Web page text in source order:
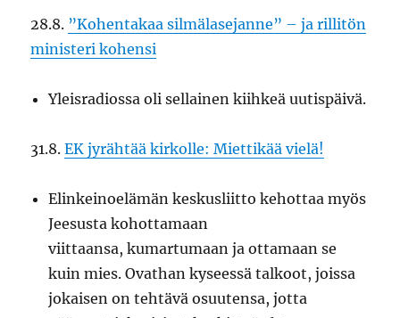
28.8. ”Kohentakaa silmälasejanne” – ja rillitön
ministeri kohensi
Yleisradiossa oli sellainen kiihkeä uutispäivä.
31.8.EK jyrähtää kirkolle: Miettikää vielä!
Elinkeinoelämän keskusliitto kehottaa myös
Jeesusta kohottamaan
viittaansa, kumartumaan ja ottamaan se
kuin mies. Ovathan kyseessä talkoot, joissa
jokaisen on tehtävä osuutensa, jotta